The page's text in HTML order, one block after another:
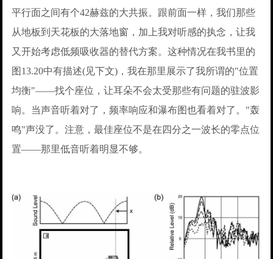
平行面之间有个42赫兹的大共振。跟前面一样，我们那些
从地板到天花板的大落地窗，加上我对听感的执念，让我
又开始考虑低频吸收器的替代方案。这种情况在我书里的
图13.20中有描述(见下文)，我在那里展示了我所谓的"位置
均衡"——找个座位，让耳朵不会太受那些有问题的驻波影
响。当声音听着对了，频率响应和瀑布图也看着对了。"轰
鸣"声没了。注意，最佳座位不是在四分之一波长的零点位
置——那里低音听着明显不够。